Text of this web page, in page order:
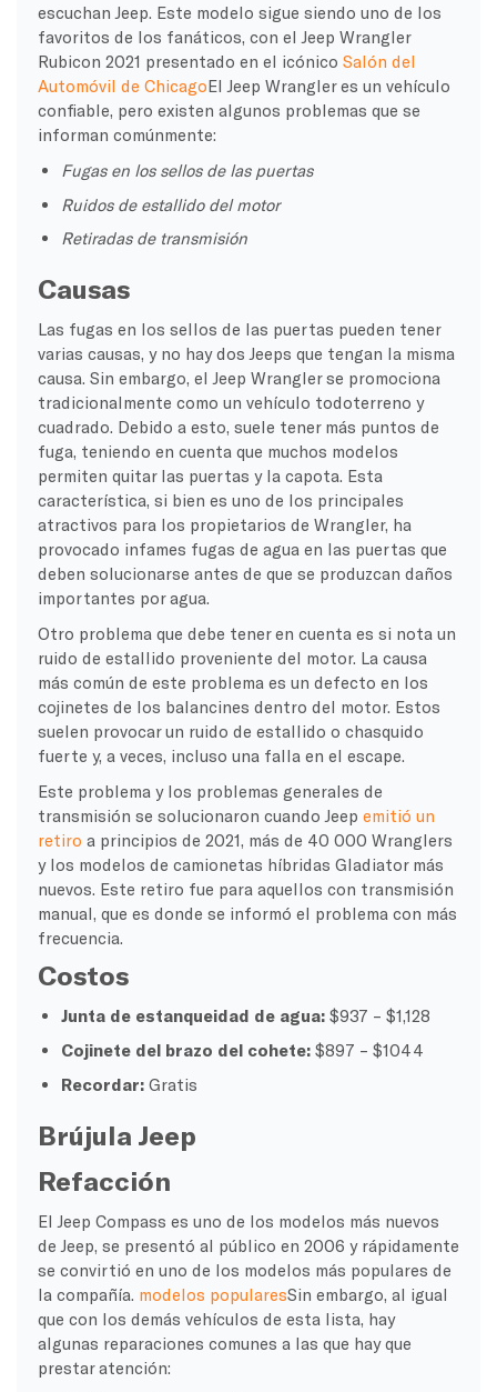
escuchan Jeep. Este modelo sigue siendo uno de los
favoritos de los fanáticos, con el Jeep Wrangler
Rubicon 2021 presentado en el icónico Salón del
Automóvil de ChicagoEl Jeep Wrangler es un vehículo
confiable, pero existen algunos problemas que se
informan comúnmente:
Fugas en los sellos de las puertas
Ruidos de estallido del motor
Retiradas de transmisión
Causas
Las fugas en los sellos de las puertas pueden tener
varias causas, y no hay dos Jeeps que tengan la misma
causa. Sin embargo, el Jeep Wrangler se promociona
tradicionalmente como un vehículo todoterreno y
cuadrado. Debido a esto, suele tener más puntos de
fuga, teniendo en cuenta que muchos modelos
permiten quitar las puertas y la capota. Esta
característica, si bien es uno de los principales
atractivos para los propietarios de Wrangler, ha
provocado infames fugas de agua en las puertas que
deben solucionarse antes de que se produzcan daños
importantes por agua.
Otro problema que debe tener en cuenta es si nota un
ruido de estallido proveniente del motor. La causa
más común de este problema es un defecto en los
cojinetes de los balancines dentro del motor. Estos
suelen provocar un ruido de estallido o chasquido
fuerte y, a veces, incluso una falla en el escape.
Este problema y los problemas generales de
transmisión se solucionaron cuando Jeep emitió un
retiro a principios de 2021, más de 40 000 Wranglers
y los modelos de camionetas híbridas Gladiator más
nuevos. Este retiro fue para aquellos con transmisión
manual, que es donde se informó el problema con más
frecuencia.
Costos
Junta de estanqueidad de agua:$937 – $1,128
Cojinete del brazo del cohete:$897 – $1044
Recordar: Gratis
Brújula Jeep
Refacción
El Jeep Compass es uno de los modelos más nuevos
de Jeep, se presentó al público en 2006 y rápidamente
se convirtió en uno de los modelos más populares de
la compañía. modelos popularesSin embargo, al igual
que con los demás vehículos de esta lista, hay
algunas reparaciones comunes a las que hay que
prestar atención: